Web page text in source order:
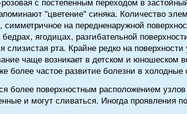
розовая с постепенным переходом в
"цветение" синяка. Количество
на передненаружной
ягодицах, разгибательной
слизистая рта. Крайне редко на
чаще возникает в детском и юношеском
более частое развитие болезни в холодные
более поверхностным расположением
и могут сливаться. Иногда проявления